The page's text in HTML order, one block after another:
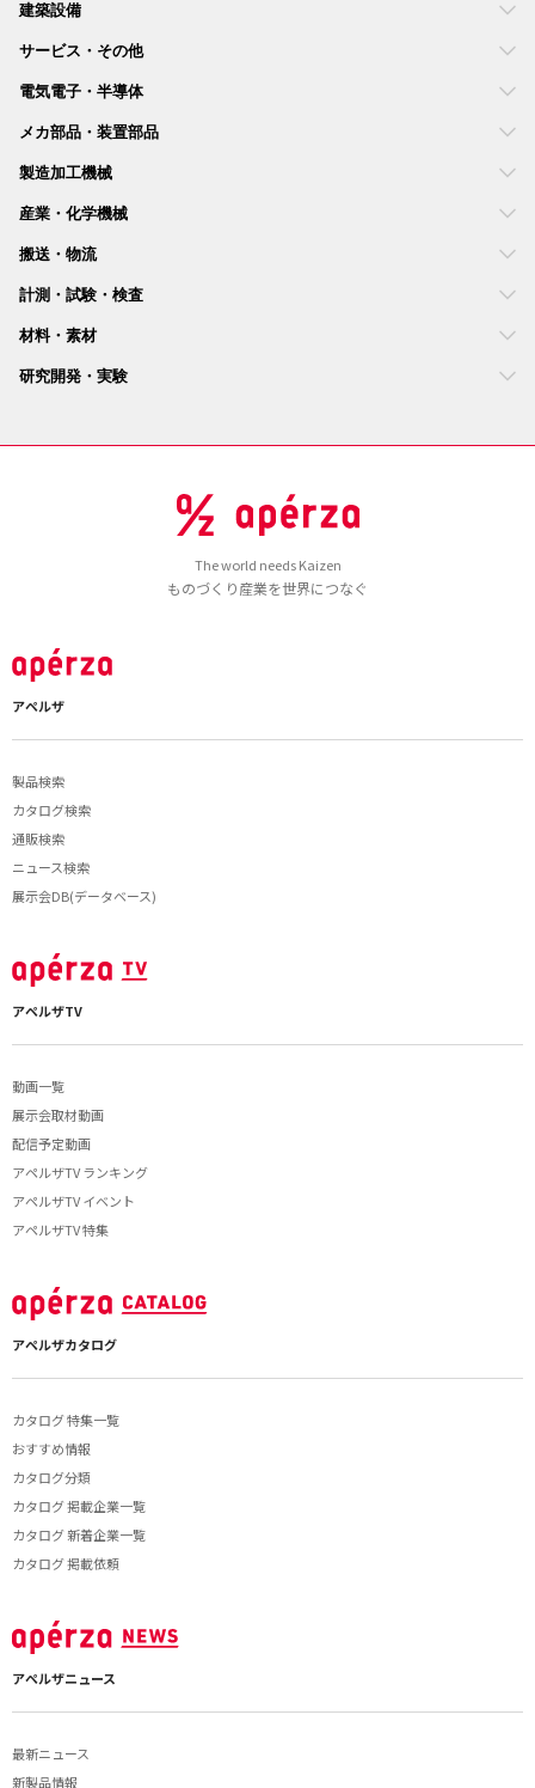
建築設備
サービス・その他
電気電子・半導体
メカ部品・装置部品
製造加工機械
産業・化学機械
搬送・物流
計測・試験・検査
材料・素材
研究開発・実験
The world needs Kaizen
ものづくり産業を世界につなぐ
アペルザ
製品検索
カタログ検索
通販検索
ニュース検索
展示会DB(データベース)
アペルザTV
動画一覧
展示会取材動画
配信予定動画
アペルザTV ランキング
アペルザTV イベント
アペルザTV 特集
アペルザカタログ
カタログ 特集一覧
おすすめ情報
カタログ分類
カタログ 掲載企業一覧
カタログ 新着企業一覧
カタログ 掲載依頼
アペルザニュース
最新ニュース
新製品情報